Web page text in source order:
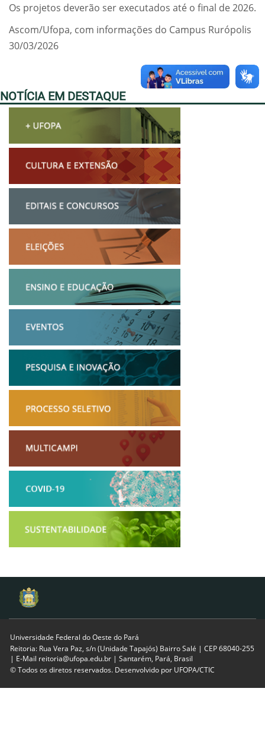
Os projetos deverão ser executados até o final de 2026.
Ascom/Ufopa, com informações do Campus Rurópolis
30/03/2026
NOTÍCIA EM DESTAQUE
Universidade Federal do Oeste do Pará
Reitoria: Rua Vera Paz, s/n (Unidade Tapajós) Bairro Salé | CEP 68040-255
| E-Mail reitoria@ufopa.edu.br | Santarém, Pará, Brasil
© Todos os diretos reservados. Desenvolvido por UFOPA/CTIC